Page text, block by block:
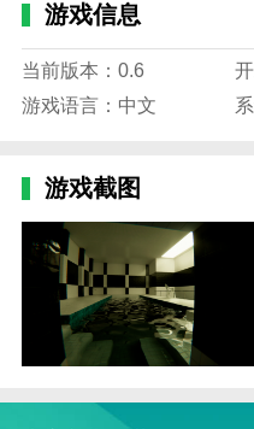
4、每名玩家都可以
丰富的玩法。
池核安卓版游戏亮点
迷路、黑暗和狭小空间的
3、玩起来没有任何
索，发现更多隐藏的区
4、玩家可以去探索
游戏信息
当前版本：0.6
游戏语言：中文
游戏截图